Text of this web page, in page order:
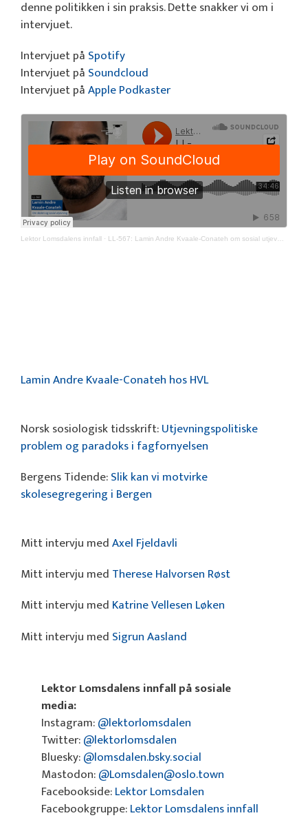
denne politikken i sin praksis. Dette snakker vi om i
intervjuet.
Intervjuet på Spotify
Intervjuet på Soundcloud
Intervjuet påApple Podkaster
Lektor Lomsdalens innfall · LL-567: Lamin Andre Kvaale-Conateh om sosial utjevning i skolen
Lamin Andre Kvaale-Conateh hos HVL
Norsk sosiologisk tidsskrift:Utjevningspolitiske
problem og paradoks i fagfornyelsen
Bergens Tidende:Slik kan vi motvirke
skolesegregering i Bergen
Mitt intervju medAxel Fjeldavli
Mitt intervju med Therese Halvorsen Røst
Mitt intervju med Katrine Vellesen Løken
Mitt intervju med Sigrun Aasland
Lektor Lomsdalens innfall på sosiale
media:
Instagram:@lektorlomsdalen
Twitter:@lektorlomsdalen
Bluesky:@lomsdalen.bsky.social
Mastodon:@Lomsdalen@oslo.town
Facebookside:Lektor Lomsdalen
Facebookgruppe:Lektor Lomsdalens innfall